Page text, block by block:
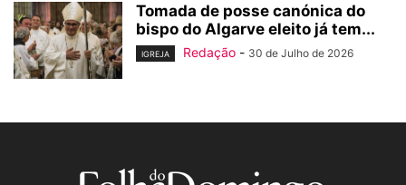
Tomada de posse canónica do
bispo do Algarve eleito já tem...
IGREJA Redação - 30 de Julho de 2026